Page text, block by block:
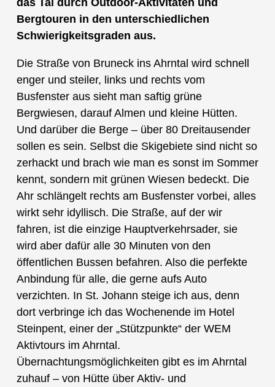
das Tal durch Outdoor-Aktivitäten und
Bergtouren in den unterschiedlichen
Schwierigkeitsgraden aus.
Die Straße von Bruneck ins Ahrntal wird schnell
enger und steiler, links und rechts vom
Busfenster aus sieht man saftig grüne
Bergwiesen, darauf Almen und kleine Hütten.
Und darüber die Berge – über 80 Dreitausender
sollen es sein. Selbst die Skigebiete sind nicht so
zerhackt und brach wie man es sonst im Sommer
kennt, sondern mit grünen Wiesen bedeckt. Die
Ahr schlängelt rechts am Busfenster vorbei, alles
wirkt sehr idyllisch. Die Straße, auf der wir
fahren, ist die einzige Hauptverkehrsader, sie
wird aber dafür alle 30 Minuten von den
öffentlichen Bussen befahren. Also die perfekte
Anbindung für alle, die gerne aufs Auto
verzichten. In St. Johann steige ich aus, denn
dort verbringe ich das Wochenende im Hotel
Steinpent, einer der „Stützpunkte“ der WEM
Aktivtours im Ahrntal.
Übernachtungsmöglichkeiten gibt es im Ahrntal
zuhauf – von Hütte über Aktiv- und